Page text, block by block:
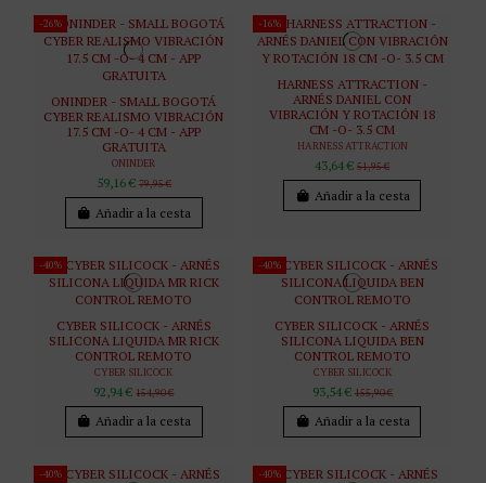
-26%
ONINDER - SMALL BOGOTÁ
CYBER REALISMO VIBRACIÓN
17.5 CM -O- 4 CM - APP
GRATUITA
ONINDER
59,16 € 79,95 €
Añadir a la cesta
-16%
HARNESS ATTRACTION -
ARNÉS DANIEL CON
VIBRACIÓN Y ROTACIÓN 18
CM -O- 3.5 CM
HARNESS ATTRACTION
43,64 €51,95 €
Añadir a la cesta
-40%
CYBER SILICOCK - ARNÉS
SILICONA LIQUIDA MR RICK
CONTROL REMOTO
CYBER SILICOCK
92,94 €154,90 €
Añadir a la cesta
-40%
CYBER SILICOCK - ARNÉS
SILICONA LIQUIDA BEN
CONTROL REMOTO
CYBER SILICOCK
93,54 €155,90 €
Añadir a la cesta
-40% -40%